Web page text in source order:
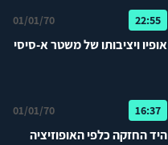
22:55
01/01/70
אופיו ויציבותו של משטר א-סיסי
16:37
01/01/70
היד החזקה כלפי האופוזיציה